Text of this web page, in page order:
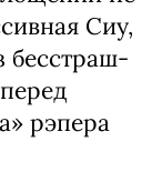
Сиу,
бесстраш­
рэпера